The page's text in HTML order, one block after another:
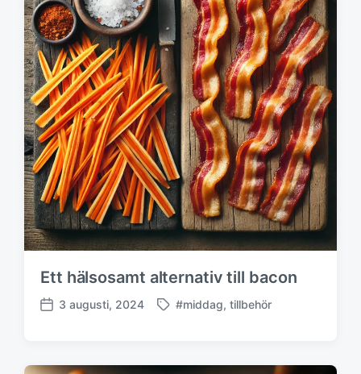
Ett hälsosamt alternativ till bacon
P
l
3 augusti, 2024
M
k
#middag, tillbehör